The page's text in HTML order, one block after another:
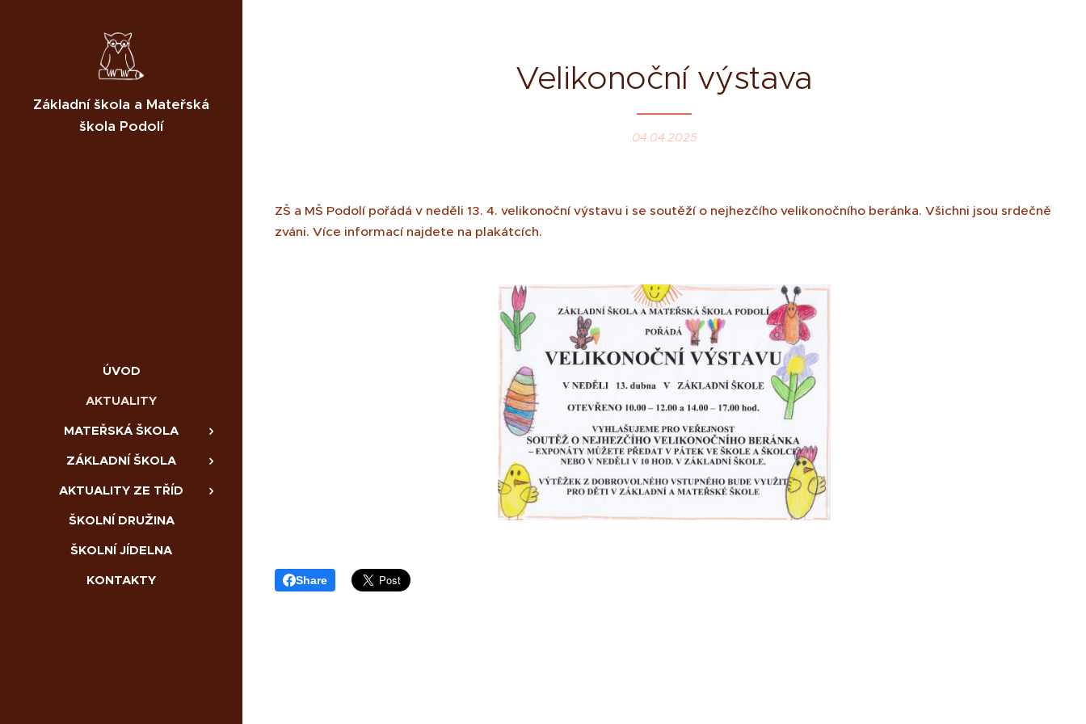
Základní škola a Mateřská
škola Podolí
ÚVOD
AKTUALITY
MATEŘSKÁ ŠKOLA
ZÁKLADNÍ ŠKOLA
AKTUALITY ZE TŘÍD
ŠKOLNÍ DRUŽINA
ŠKOLNÍ JÍDELNA
KONTAKTY
Velikonoční výstava
04.04.2025
ZŠ a MŠ Podolí pořádá v neděli 13. 4. velikonoční výstavu i se soutěží o nejhezčího velikonočního beránka. Všichni jsou srdečně
zváni. Více informací najdete na plakátcích.
Share